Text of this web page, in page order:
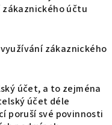
účtu
zákaznického
účet, a to zejména
účet déle
poruší své povinnosti